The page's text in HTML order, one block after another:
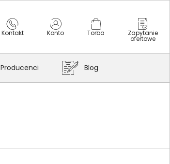
Kontakt Konto Torba Zapytanie
ofertowe
Producenci Blog